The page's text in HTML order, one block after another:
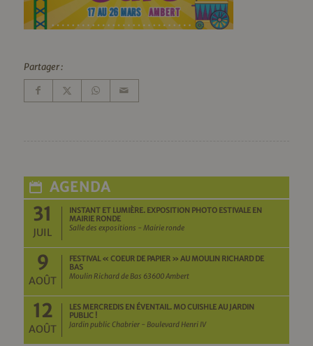
Partager :
AGENDA
31
JUIL
INSTANT ET LUMIÈRE. EXPOSITION PHOTO ESTIVALE EN
MAIRIE RONDE
Salle des expositions - Mairie ronde
9
AOÛT
FESTIVAL « COEUR DE PAPIER » AU MOULIN RICHARD DE
BAS
Moulin Richard de Bas 63600 Ambert
12
AOÛT
LES MERCREDIS EN ÉVENTAIL. MO CUISHLE AU JARDIN
PUBLIC !
Jardin public Chabrier - Boulevard Henri IV